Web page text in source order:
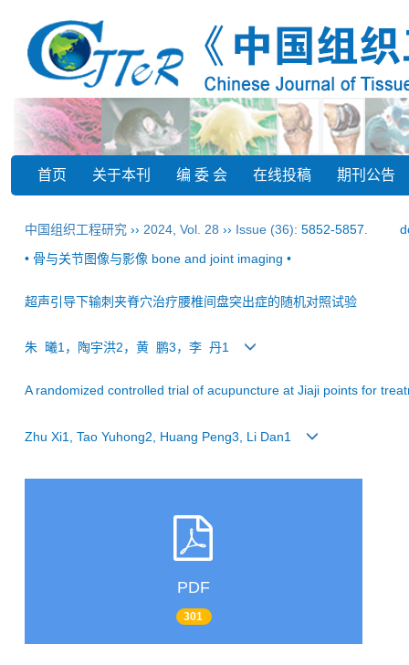
首页 关于本刊 编 委 会 在线投稿 期刊公告
中国组织工程研究 ›› 2024 Vol. 28 ›› Issue (36): 5852-5857.
• 骨与关节图像与影像 bone and joint imaging •
超声引导下输刺夹脊穴治疗腰椎间盘突出症的随机对照试验
朱 曦1，陶宇洪2，黄 鹏3，李 丹1
A randomized controlled trial of acupuncture at Jiaji points for
Zhu Xi1, Tao Yuhong2, Huang Peng3, Li Dan1
PDF
301